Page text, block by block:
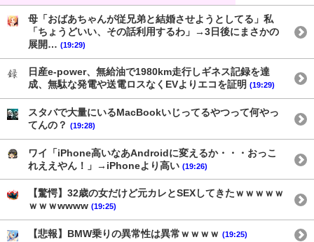
母「おばあちゃんが従兄弟と結婚させようとしてる」私
「ちょうどいい、その話利用するわ」→3日後にまさかの
展開… (19:29)
日産e-power、無給油で1980km走行しギネス記録を達
成、無駄な発電や送電ロスなくEVよりエコを証明 (19:29)
スタバで大量にいるMacBookいじってるやつって何やっ
てんの？ (19:28)
ワイ「iPhone高いなあAndroidに変えるか・・・おっこ
れええやん！」→iPhoneより高い (19:26)
【驚愕】32歳の女だけど元カレとSEXしてきたｗｗｗｗｗ
ｗｗｗwwww (19:25)
【悲報】BMW乗りの異常性は異常ｗｗｗｗ (19:25)